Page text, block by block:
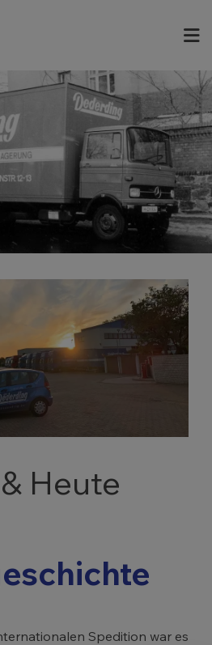
Heute
Spedition war es